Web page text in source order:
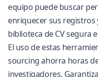
equipo puede buscar
enriquecer sus registros
biblioteca de CV segura
El uso de estas
sourcingahorra horas
investigadores.